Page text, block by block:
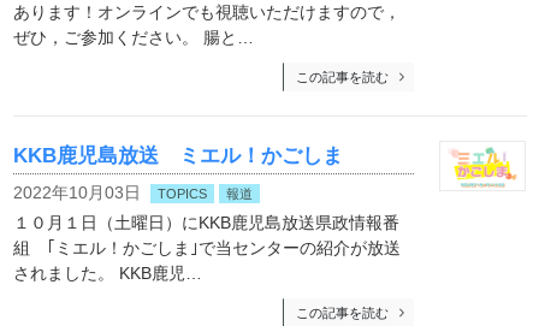
あります！オンラインでも視聴いただけますので，
ぜひ，ご参加ください。 腸と…
この記事を読む
KKB鹿児島放送 ミエル！かごしま
2022年10月03日 TOPICS 報道
１０月１日（土曜日）にKKB鹿児島放送県政情報番
組 ｢ミエル！かごしま｣で当センターの紹介が放送
されました。 KKB鹿児…
この記事を読む